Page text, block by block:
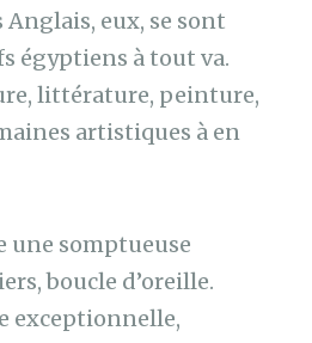
Anglais, eux, se sont
égyptiens à tout va.
littérature, peinture,
artistiques à en
une somptueuse
boucle d’oreille.
exceptionnelle,